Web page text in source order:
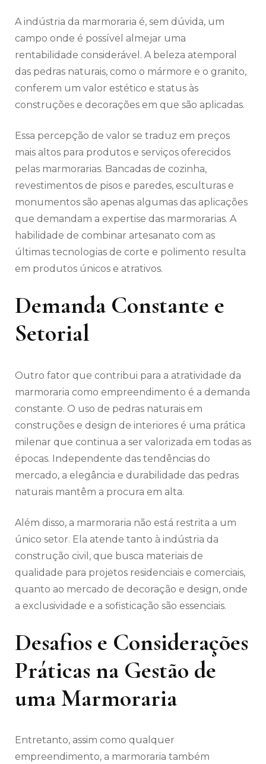
A indústria da marmoraria é, sem dúvida, um
campo onde é possível almejar uma
rentabilidade considerável. A beleza atemporal
das pedras naturais, como o mármore e o granito,
conferem um valor estético e status às
construções e decorações em que são aplicadas.
Essa percepção de valor se traduz em preços
mais altos para produtos e serviços oferecidos
pelas marmorarias. Bancadas de cozinha,
revestimentos de pisos e paredes, esculturas e
monumentos são apenas algumas das aplicações
que demandam a expertise das marmorarias. A
habilidade de combinar artesanato com as
últimas tecnologias de corte e polimento resulta
em produtos únicos e atrativos.
Demanda Constante e
Setorial
Outro fator que contribui para a atratividade da
marmoraria como empreendimento é a demanda
constante. O uso de pedras naturais em
construções e design de interiores é uma prática
milenar que continua a ser valorizada em todas as
épocas. Independente das tendências do
mercado, a elegância e durabilidade das pedras
naturais mantêm a procura em alta.
Além disso, a marmoraria não está restrita a um
único setor. Ela atende tanto à indústria da
construção civil, que busca materiais de
qualidade para projetos residenciais e comerciais,
quanto ao mercado de decoração e design, onde
a exclusividade e a sofisticação são essenciais.
Desafios e Considerações
Práticas na Gestão de
uma Marmoraria
Entretanto, assim como qualquer
empreendimento, a marmoraria também